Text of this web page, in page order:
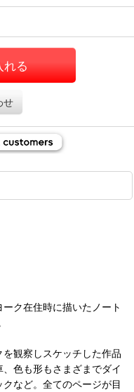
れる
せ
ク在住時に描いたノート
観察しスケッチした作品
色も形もさまざまでダイ
など。全てのページが目